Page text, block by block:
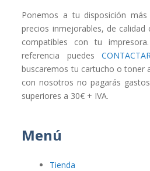
Ponemos a tu disposición
precios inmejorables, de
compatibles con tu
referencia puedes
buscaremos tu cartucho o toner
con nosotros no pagarás
superiores a 30€ + IVA.
Menú
Tienda